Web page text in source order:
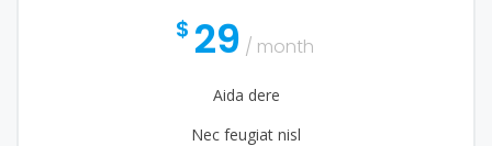
$ 29 / month
Aida dere
Nec feugiat nisl